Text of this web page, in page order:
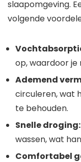
slaapomgeving.
volgende
op, waardoor
Ademend
circuleren, wat
te behouden.
Snelle droging:
wassen, wat
Comfortabel